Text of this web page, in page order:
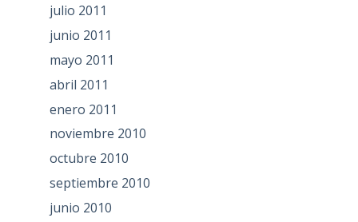
julio 2011
junio 2011
mayo 2011
abril 2011
enero 2011
noviembre 2010
octubre 2010
septiembre 2010
junio 2010